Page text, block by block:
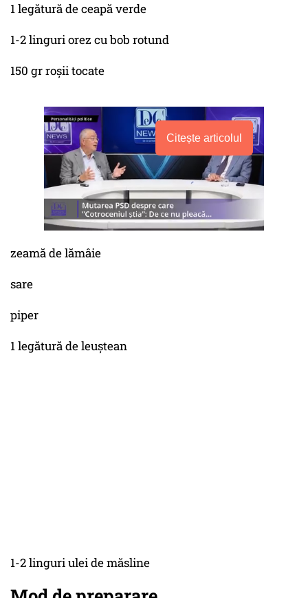
1 legătură de ceapă verde
1-2 linguri orez cu bob rotund
150 gr roșii tocate
Citește articolul
zeamă de lămâie
sare
piper
1 legătură de leuștean
1-2 linguri ulei de măsline